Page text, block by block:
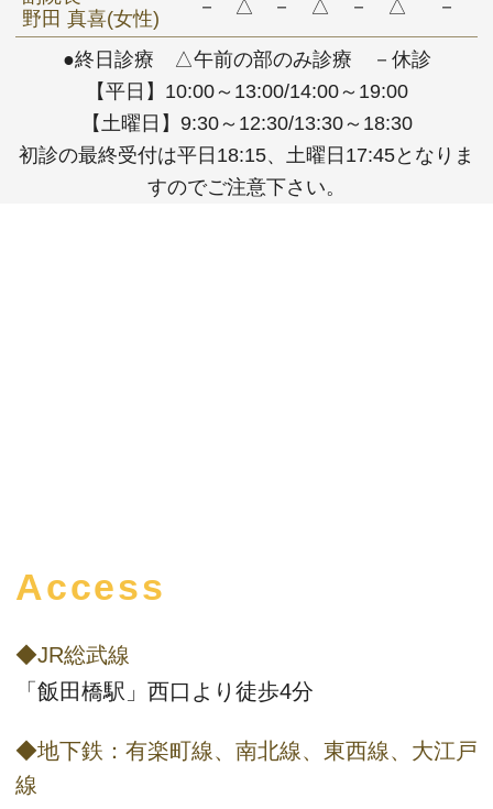
●終日診療 △午前の部のみ診療 －休診
【平日】10:00～13:00/14:00～19:00
【土曜日】9:30～12:30/13:30～18:30
初診の最終受付は平日18:15、土曜日17:45となりま
すのでご注意下さい。
野田 真喜(女性)
－ △ － △ － △ －
Access
◆JR総武線
「飯田橋駅」西口より徒歩4分
◆地下鉄：有楽町線、南北線、東西線、大江戸
線